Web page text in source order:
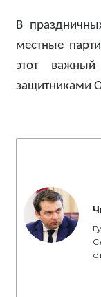
В
местные
этот
защитниками